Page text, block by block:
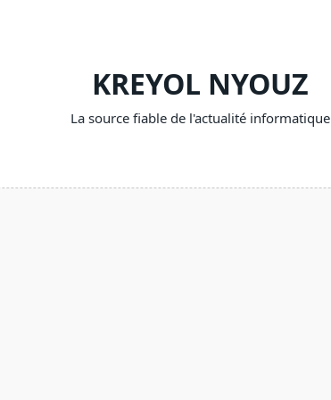
KREYOL NYOUZ
La source fiable de l'actualité informatique